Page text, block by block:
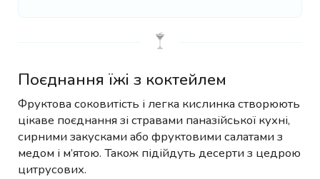
Поєднання їжі з коктейлем
Фруктова соковитість і легка кислинка створюють
цікаве поєднання зі стравами паназійської кухні,
сирними закусками або фруктовими салатами з
медом і м’ятою. Також підійдуть десерти з цедрою
цитрусових.